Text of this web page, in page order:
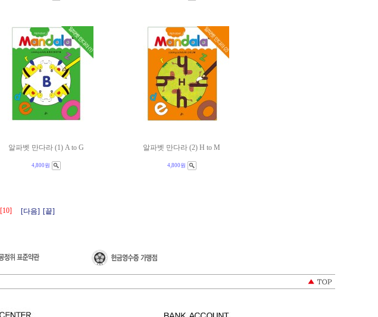
알파벳 만다라 (1) A to G
4,800원
알파벳 만다라 (2) H to M
4,800원
[10] [다음] [끝]